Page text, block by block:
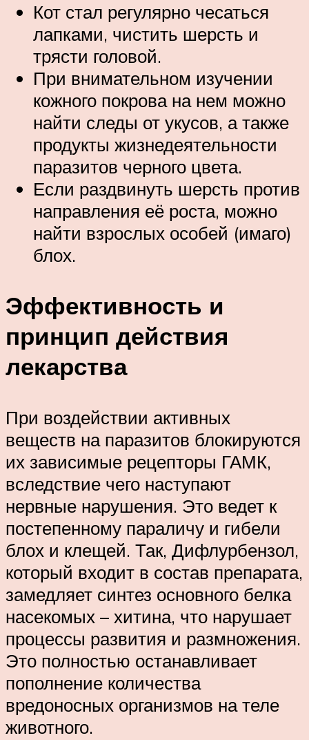
Кот стал регулярно чесаться
лапками, чистить шерсть и
трясти головой.
При внимательном изучении
кожного покрова на нем можно
найти следы от укусов, а также
продукты жизнедеятельности
паразитов черного цвета.
Если раздвинуть шерсть против
направления её роста, можно
найти взрослых особей (имаго)
блох.
Эффективность и
принцип действия
лекарства
При воздействии активных
веществ на паразитов блокируются
их зависимые рецепторы ГАМК,
вследствие чего наступают
нервные нарушения. Это ведет к
постепенному параличу и гибели
блох и клещей. Так, Дифлурбензол,
который входит в состав препарата,
замедляет синтез основного белка
насекомых – хитина, что нарушает
процессы развития и размножения.
Это полностью останавливает
пополнение количества
вредоносных организмов на теле
животного.